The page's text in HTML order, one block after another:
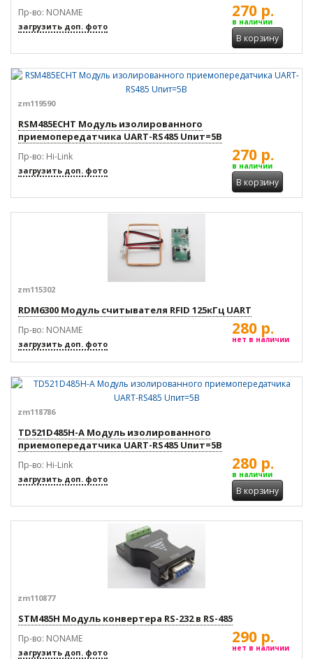
Пр-во: NONAME
загрузить доп. фото
270 р.
в наличии
В корзину
zm119590
RSM485ECHT Модуль изолированного
приемопередатчика UART-RS485 Uпит=5В
Пр-во: Hi-Link
загрузить доп. фото
270 р.
в наличии
В корзину
zm115302
RDM6300 Модуль считывателя RFID 125кГц UART
Пр-во: NONAME
загрузить доп. фото
280 р.
нет в наличии
zm118786
TD521D485H-A Модуль изолированного
приемопередатчика UART-RS485 Uпит=5В
Пр-во: Hi-Link
загрузить доп. фото
280 р.
в наличии
В корзину
zm110877
STM485H Модуль конвертера RS-232 в RS-485
Пр-во: NONAME
загрузить доп. фото
290 р.
нет в наличии